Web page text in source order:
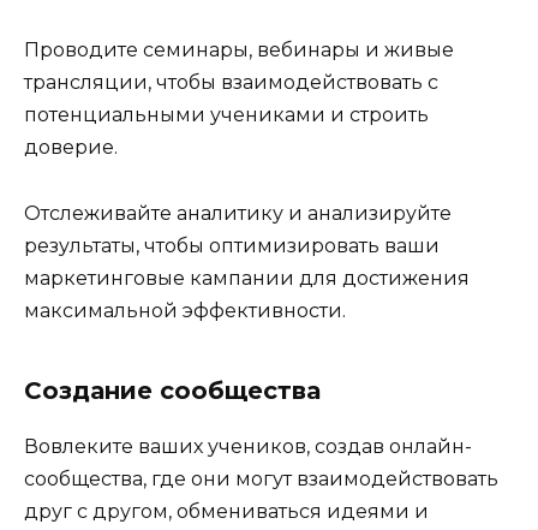
Проводите семинары, вебинары и живые
трансляции, чтобы взаимодействовать с
потенциальными учениками и строить
доверие.
Отслеживайте аналитику и анализируйте
результаты, чтобы оптимизировать ваши
маркетинговые кампании для достижения
максимальной эффективности.
Создание сообщества
Вовлеките ваших учеников, создав онлайн-
сообщества, где они могут взаимодействовать
друг с другом, обмениваться идеями и